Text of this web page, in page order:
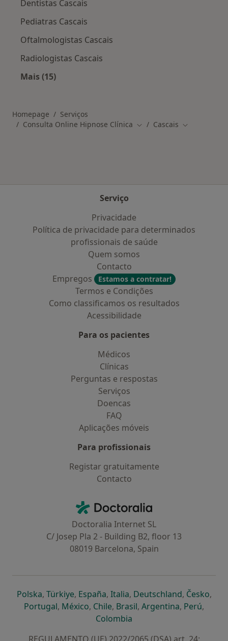
Dentistas Cascais
Pediatras Cascais
Oftalmologistas Cascais
Radiologistas Cascais
Mais (15)
Homepage
Serviços
Consulta Online Hipnose Clínica Mudar de cidade
Cascais Mudar de
Serviço
Privacidade
Política de privacidade para determinados
profissionais de saúde
Quem somos
Contacto
Empregos
Estamos a contratar!
Termos e Condições
Como classificamos os resultados
Acessibilidade
Para os pacientes
Médicos
Clínicas
Perguntas e respostas
Serviços
Doencas
FAQ
Aplicações móveis
Para profissionais
Registar gratuitamente
Contacto
Doctoralia - Homepage
Doctoralia Internet SL
C/ Josep Pla 2 - Building B2, floor 13
08019 Barcelona, Spain
Polskaabre num novo separador
, Türkiyeabre num novo separador
, Españaabre num novo separador
, Italiaabre num novo
, Deutschlandabre num
, Česko,
Portugalabre num novo separador
, Méxicoabre num novo separador
, Chileabre num novo separador
, Brasilabre num novo
, Argentinaabre num
, Perúabre
,
Colombia